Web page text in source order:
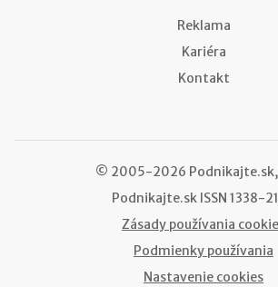
Reklama
Kariéra
Kontakt
© 2005-2026 Podnikajte.sk,
Podnikajte.sk ISSN 1338-
Zásady používania
Podmienky používania
Nastavenie cookies